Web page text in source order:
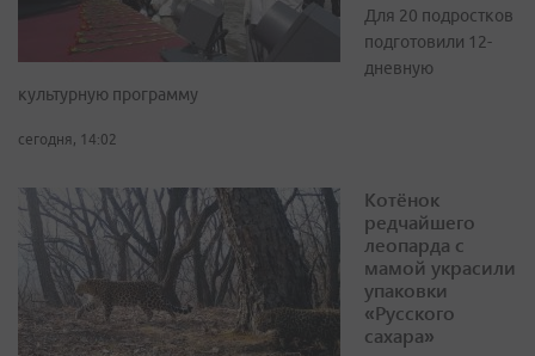
Для 20 подростков
подготовили 12-
дневную
культурную программу
сегодня, 14:02
Котёнок
редчайшего
леопарда с
мамой украсили
упаковки
«Русского
сахара»